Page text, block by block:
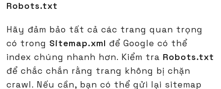
Robots.txt
Hãy đảm bảo tất cả các trang quan trọng
có trong Sitemap.xml để Google có thể
index chúng nhanh hơn. Kiểm tra Robots.txt
để chắc chắn rằng trang không bị chặn
crawl. Nếu cần, bạn có thể gửi lại sitemap